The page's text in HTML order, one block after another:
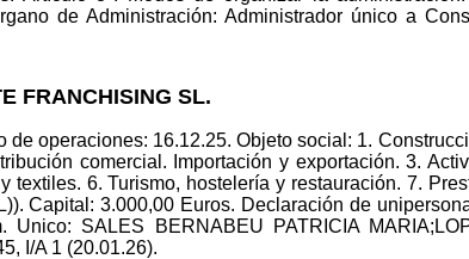
de Administración: Administrador único a
FRANCHISING SL.
de operaciones: 16.12.25. Objeto social: 1.
comercial. Importación y exportación. 3.
textiles. 6. Turismo, hostelería y restauración. 7.
Capital: 3.000,00 Euros. Declaración de
Unico: SALES BERNABEU PATRICIA
I/A 1 (20.01.26).